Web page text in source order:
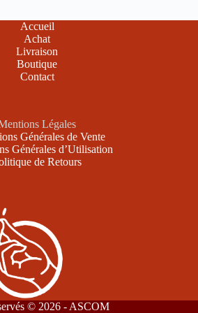
Accueil
Achat
Livraison
Boutique
Contact
Légales
Générales de Vente
Générales d’Utilisation
de Retours
© 2026 - ASCOM